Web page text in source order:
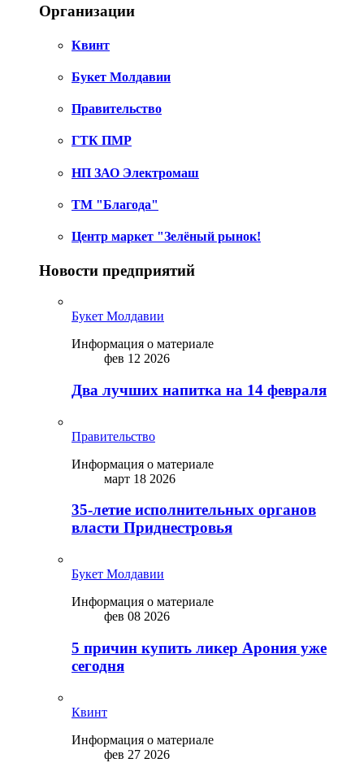
Организации
Квинт
Букет Молдавии
Правительство
ГТК ПМР
НП ЗАО Электромаш
ТМ "Благода"
Центр маркет "Зелёный рынок!
Новости предприятий
Букет Молдавии
Информация о материале
фев 12 2026
Два лучших напитка на 14 февраля
Правительство
Информация о материале
март 18 2026
35-летие исполнительных органов
власти Приднестровья
Букет Молдавии
Информация о материале
фев 08 2026
5 причин купить ликep Арония уже
сегодня
Квинт
Информация о материале
фев 27 2026